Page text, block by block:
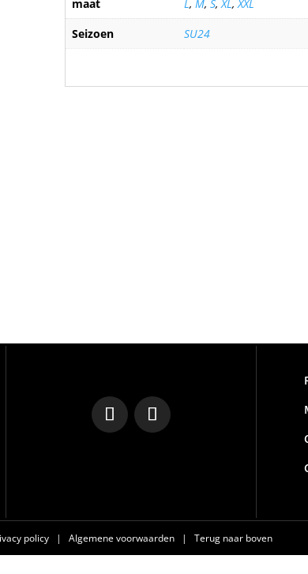
maat
L,M,S,XL,XXL
Seizoen
SU24
policy | Algemene voorwaarden | Terug naar boven